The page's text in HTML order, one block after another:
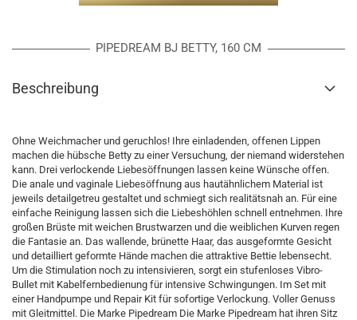
PIPEDREAM BJ BETTY, 160 CM
Beschreibung
Ohne Weichmacher und geruchlos! Ihre einladenden, offenen Lippen
machen die hübsche Betty zu einer Versuchung, der niemand widerstehen
kann. Drei verlockende Liebesöffnungen lassen keine Wünsche offen.
Die anale und vaginale Liebesöffnung aus hautähnlichem Material ist
jeweils detailgetreu gestaltet und schmiegt sich realitätsnah an. Für eine
einfache Reinigung lassen sich die Liebeshöhlen schnell entnehmen. Ihre
großen Brüste mit weichen Brustwarzen und die weiblichen Kurven regen
die Fantasie an. Das wallende, brünette Haar, das ausgeformte Gesicht
und detailliert geformte Hände machen die attraktive Bettie lebensecht.
Um die Stimulation noch zu intensivieren, sorgt ein stufenloses Vibro-
Bullet mit Kabelfernbedienung für intensive Schwingungen. Im Set mit
einer Handpumpe und Repair Kit für sofortige Verlockung. Voller Genuss
mit Gleitmittel. Die Marke Pipedream Die Marke Pipedream hat ihren Sitz